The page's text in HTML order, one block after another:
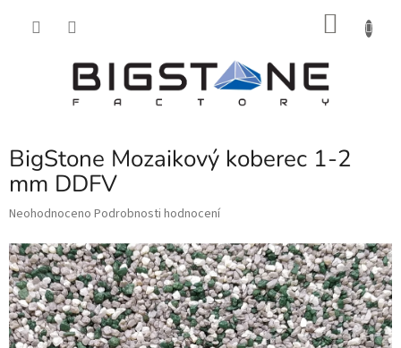
BigStone Mozaikový koberec 1-2
mm DDFV
Průměrné
produktu
je
0,0
z
5
hvězdiček.
Neohodnoceno Podrobnosti hodnocení